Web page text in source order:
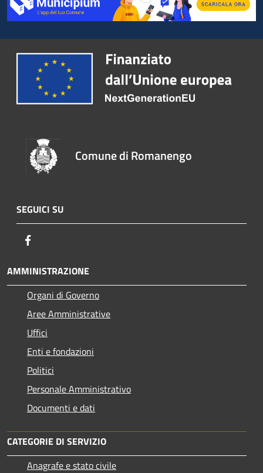
Comune di Romanengo
SEGUICI SU
AMMINISTRAZIONE
Organi di Governo
Aree Amministrative
Uffici
Enti e fondazioni
Politici
Personale Amministrativo
Documenti e dati
CATEGORIE DI SERVIZIO
Anagrafe e stato civile